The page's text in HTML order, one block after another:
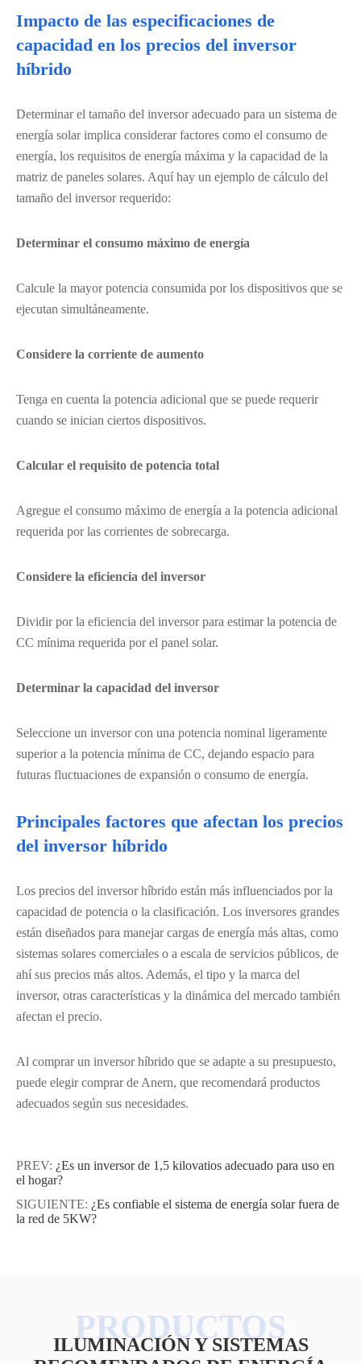
Impacto de las especificaciones de
capacidad en los precios del inversor
híbrido
Determinar el tamaño del inversor adecuado para un sistema de
energía solar implica considerar factores como el consumo de
energía, los requisitos de energía máxima y la capacidad de la
matriz de paneles solares. Aquí hay un ejemplo de cálculo del
tamaño del inversor requerido:
Determinar el consumo máximo de energía
Calcule la mayor potencia consumida por los dispositivos que se
ejecutan simultáneamente.
Considere la corriente de aumento
Tenga en cuenta la potencia adicional que se puede requerir
cuando se inician ciertos dispositivos.
Calcular el requisito de potencia total
Agregue el consumo máximo de energía a la potencia adicional
requerida por las corrientes de sobrecarga.
Considere la eficiencia del inversor
Dividir por la eficiencia del inversor para estimar la potencia de
CC mínima requerida por el panel solar.
Determinar la capacidad del inversor
Seleccione un inversor con una potencia nominal ligeramente
superior a la potencia mínima de CC, dejando espacio para
futuras fluctuaciones de expansión o consumo de energía.
Principales factores que afectan los precios
del inversor híbrido
Los precios del inversor híbrido están más influenciados por la
capacidad de potencia o la clasificación. Los inversores grandes
están diseñados para manejar cargas de energía más altas, como
sistemas solares comerciales o a escala de servicios públicos, de
ahí sus precios más altos. Además, el tipo y la marca del
inversor, otras características y la dinámica del mercado también
afectan el precio.
Al comprar un inversor híbrido que se adapte a su presupuesto,
puede elegir comprar de Anern, que recomendará productos
adecuados según sus necesidades.
PREV: ¿Es un inversor de 1,5 kilovatios adecuado para uso en
el hogar?
SIGUIENTE: ¿Es confiable el sistema de energía solar fuera de
la red de 5KW?
ILUMINACIÓN Y SISTEMAS